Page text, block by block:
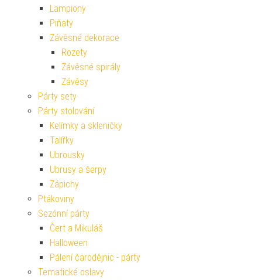
Lampiony
Piňaty
Závěsné dekorace
Rozety
Závěsné spirály
Závěsy
Párty sety
Párty stolování
Kelímky a skleničky
Talířky
Ubrousky
Ubrusy a šerpy
Zápichy
Ptákoviny
Sezónní párty
Čert a Mikuláš
Halloween
Pálení čarodějnic - párty
Tematické oslavy